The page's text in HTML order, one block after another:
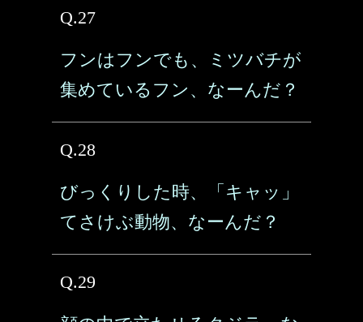
Q.27
フンはフンでも、ミツバチが
集めているフン、なーんだ？
Q.28
びっくりした時、「キャッ」
てさけぶ動物、なーんだ？
Q.29